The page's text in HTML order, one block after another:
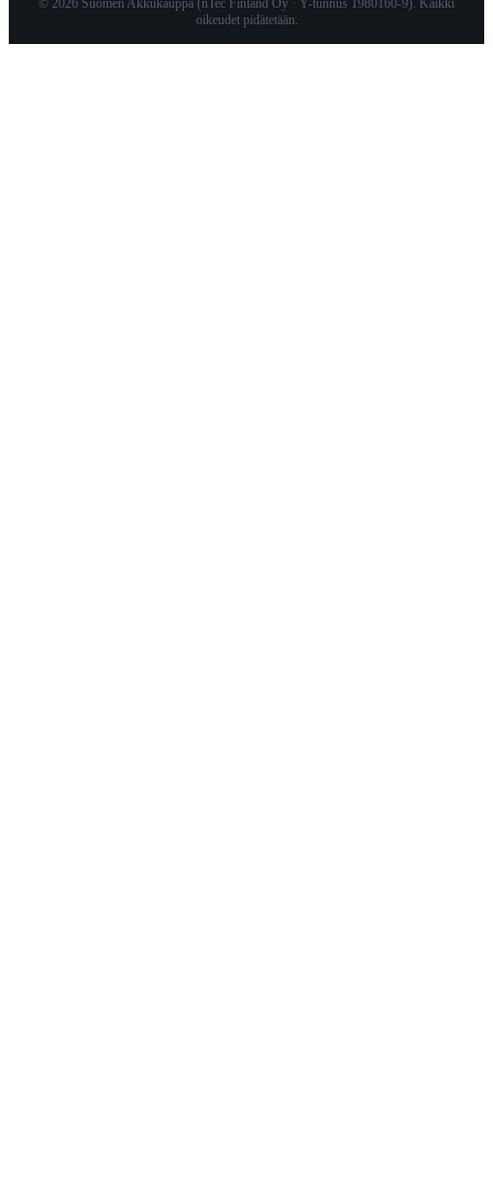
© 2026 Suomen Akkukauppa (nTec Finland Oy · Y-tunnus 1980160-9). Kaikki
oikeudet pidätetään.